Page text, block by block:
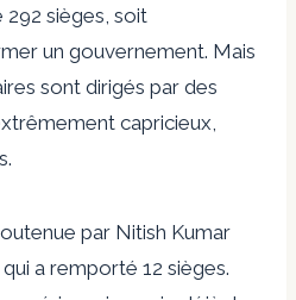
292 sièges, soit
un gouvernement. Mais
sont dirigés par des
capricieux,
par Nitish Kumar
a remporté 12 sièges.